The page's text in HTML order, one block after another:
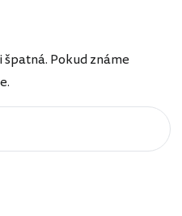
Pokud známe